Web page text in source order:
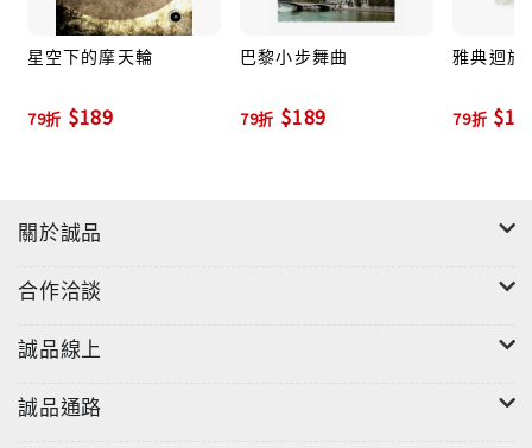
星空下的摩天輪
79折 $189
巴黎小步舞曲
79折 $189
雅典迴旋
79折
關於誠品
合作洽談
誠品線上
誠品通路